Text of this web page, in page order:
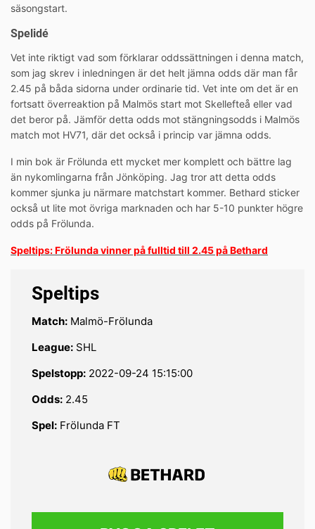
Speltips
Match: Malmö-Frölunda
League: SHL
Spelstopp: 2022-09-24 15:15:00
Odds: 2.45
Spel: Frölunda FT
säsongstart.
Spelidé
Vet inte riktigt vad som förklarar oddssättningen i denna match,
som jag skrev i inledningen är det helt jämna odds där man får
2.45 på båda sidorna under ordinarie tid. Vet inte om det är en
fortsatt överreaktion på Malmös start mot Skellefteå eller vad
det beror på. Jämför detta odds mot stängningsodds i Malmös
match mot HV71, där det också i princip var jämna odds.
I min bok är Frölunda ett mycket mer komplett och bättre lag
än nykomlingarna från Jönköping. Jag tror att detta odds
kommer sjunka ju närmare matchstart kommer. Bethard sticker
också ut lite mot övriga marknaden och har 5-10 punkter högre
odds på Frölunda.
Speltips: Frölunda vinner på fulltid till 2.45 på Bethard